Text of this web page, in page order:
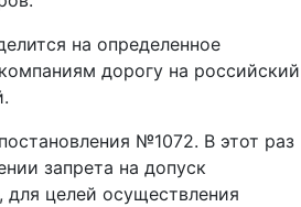
на определенное
дорогу на российский
№1072. В этот раз
запрета на допуск
целей осуществления